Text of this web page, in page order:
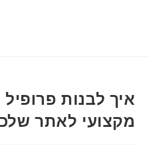
איך לבנות פרופיל
מקצועי לאתר